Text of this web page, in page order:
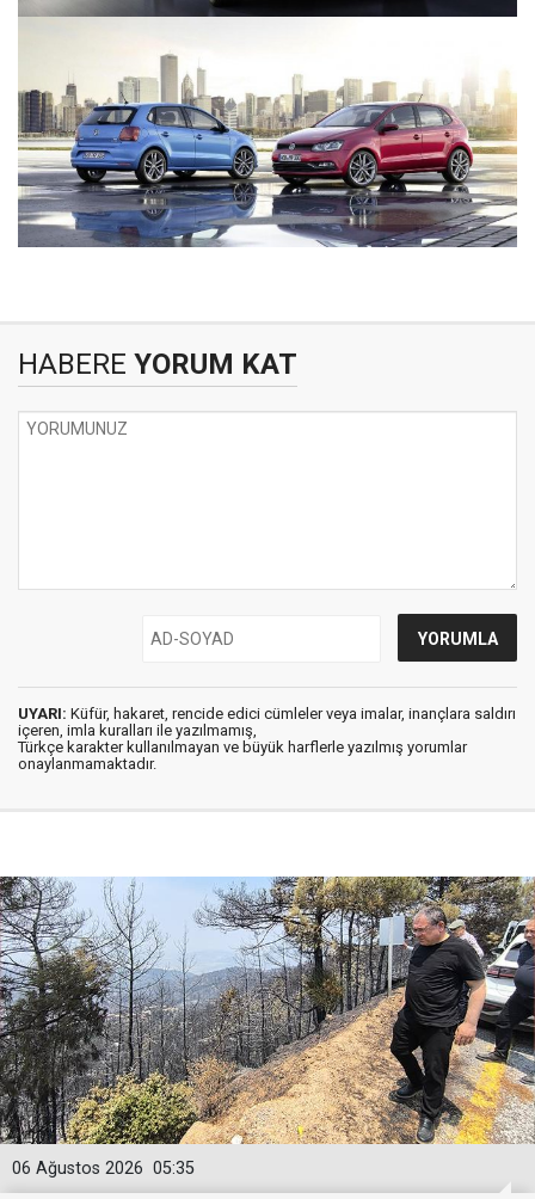
HABERE YORUM KAT
UYARI: Küfür, hakaret, rencide edici cümleler veya imalar, inançlara saldırı
içeren, imla kuralları ile yazılmamış,
Türkçe karakter kullanılmayan ve büyük harflerle yazılmış yorumlar
onaylanmamaktadır.
05:35
06 Ağustos 2026